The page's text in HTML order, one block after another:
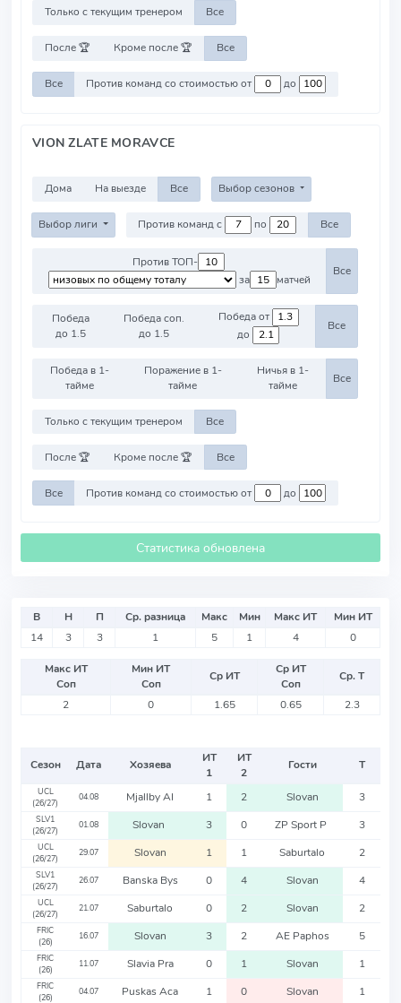
Только с текущим тренером Все
После 🏆 Кроме после 🏆 Все
Все Против команд со стоимостью от до
VION ZLATE MORAVCE
Дома На выезде Все Выбор сезонов
Выбор лиги Против команд с по Все
Против ТОП-
за
матчей
Все
Победа
до 1.5
Победа соп.
до 1.5
Победа от
до
Все
Победа в 1-
тайме
Поражение в 1-
тайме
Ничья в 1-
тайме
Все
Только с текущим тренером Все
После 🏆 Кроме после 🏆 Все
Все Против команд со стоимостью от до
Статистика обновлена
В Н П Ср. разница Макс Мин Макс ИТ
Мин ИТ
14
3 3 1 5 1 4 0
Макс ИТ
Соп
Мин ИТ
Соп
Ср ИТ
Ср ИТ
Соп
Ср. Т
2
0 1.65 0.65 2.3
Сезон Дата Хозяева
ИТ
1
ИТ
2
Гости Т
UCL
(26/27)
04.08 Mjallby AI 1 2 Slovan 3
SLV1
(26/27)
01.08 Slovan 3 0 ZP Sport P 3
UCL
(26/27)
29.07 Slovan 1 1 Saburtalo 2
SLV1
(26/27)
26.07 Banska Bys 0 4 Slovan 4
UCL
(26/27)
21.07 Saburtalo 0 2 Slovan 2
FRIC
(26)
16.07 Slovan 3 2 AE Paphos 5
FRIC
(26)
11.07 Slavia Pra 0 1 Slovan 1
FRIC
(26)
04.07 Puskas Aca 1 0 Slovan 1